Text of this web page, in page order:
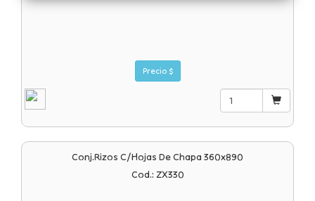
Precio $
Conj.rizos C/hojas De Chapa 360x890
Cod.: ZX330